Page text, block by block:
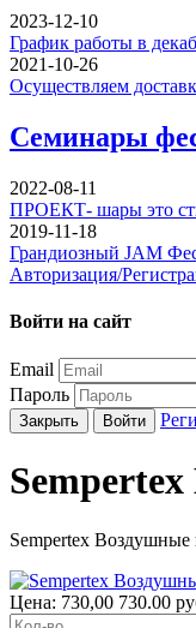
2023-12-10
График работы в
2021-10-26
Осуществляем
Семинары
2022-08-11
ПРОЕКТ- шары это
2019-11-18
Грандиозный JAM
Авторизация/
Войти на сайт
Email
Пароль
Закрыть Войти
Sempertex
Цена: 730,00 730.00